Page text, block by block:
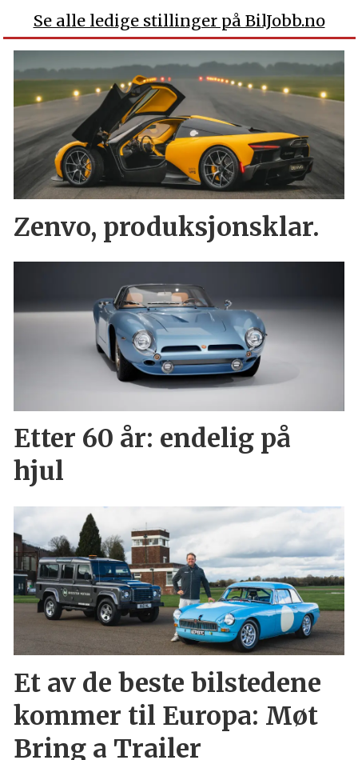
Se alle ledige stillinger på BilJobb.no
Zenvo, produksjonsklar.
Etter 60 år: endelig på
hjul
Et av de beste bilstedene
kommer til Europa: Møt
Bring a Trailer